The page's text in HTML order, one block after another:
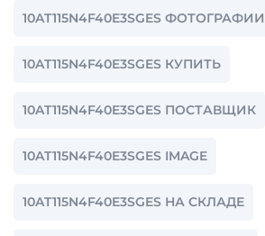
10AT115N4F40E3SGES ФОТОГРАФИИ
10AT115N4F40E3SGES КУПИТЬ
10AT115N4F40E3SGES ПОСТАВЩИК
10AT115N4F40E3SGES IMAGE
10AT115N4F40E3SGES НА СКЛАДЕ